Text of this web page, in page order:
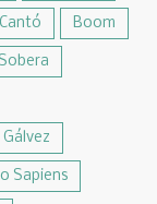
Boom
Sapiens